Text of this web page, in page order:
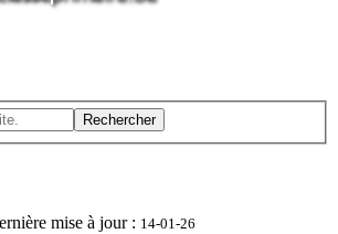
Rechercher
mise à jour : 14-01-26